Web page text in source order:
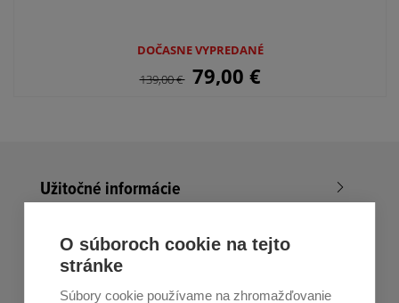
DOČASNE VYPREDANÉ
139,00€ 79,00 €
Užitočné informácie
Nákup v All4Men.sk
Zákaznícky servis
O súboroch cookie na tejto
stránke
Súbory cookie používame na zhromažďovanie